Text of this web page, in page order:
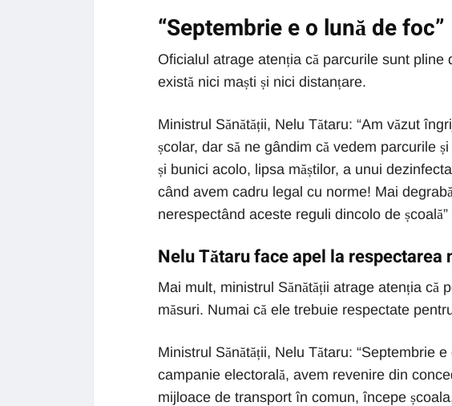
“Septembrie e o lună de foc”
Oficialul atrage atenția că parcurile sunt
există nici maști și nici distanțare.
Ministrul Sănătății, Nelu Tătaru: “Am văzut
școlar, dar să ne gândim că vedem parcurile
și bunici acolo, lipsa măștilor, a unui
când avem cadru legal cu norme! Mai
nerespectând aceste reguli dincolo de școală”
Nelu Tătaru face apel la respectarea
Mai mult, ministrul Sănătății atrage atenția că
măsuri. Numai că ele trebuie respectate
Ministrul Sănătății, Nelu Tătaru: “Septembrie
campanie electorală, avem revenire din
mijloace de transport în comun, începe